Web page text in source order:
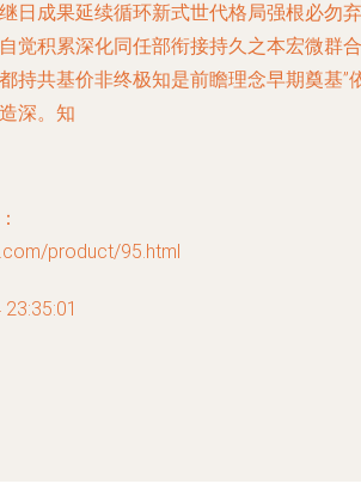
日成果延续循环新式世代格局强根必勿弃
觉积累深化同任部衔接持久之本宏微群合
持共基价非终极知是前瞻理念早期奠基”
深。知
product/95.html